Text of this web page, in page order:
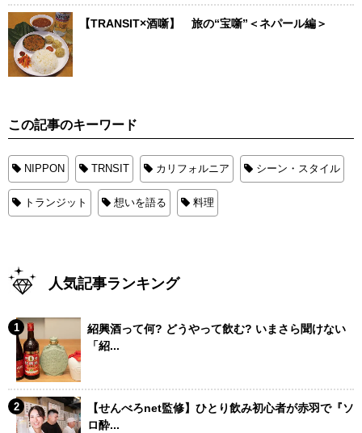
【TRANSIT×酒噺】 旅の“宝噺”＜ネパール編＞
この記事のキーワード
NIPPON TRNSIT カリフォルニア シーン・スタイル
トランジット 想いを語る 料理
人気記事ランキング
紹興酒って何? どうやって飲む? いまさら聞けない
「紹...
【せんべろnet監修】ひとり飲み初心者が赤羽で『ソ
ロ酔...